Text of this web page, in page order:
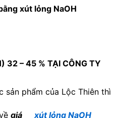
xút lỏng NaOH
32 – 45 % TẠI CÔNG TY
sản phẩm của Lộc Thiên thì
giá xút lỏng NaOH